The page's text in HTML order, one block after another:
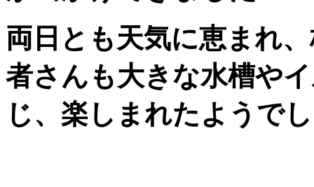
両日とも天気に恵まれ
者さんも大きな水槽や
じ、楽しまれたようで